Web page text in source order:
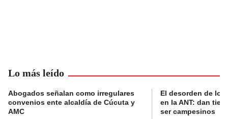
Lo más leído
Abogados señalan como irregulares
convenios ente alcaldía de Cúcuta y
AMC
El desorden de
en la ANT: dan
ser campesinos